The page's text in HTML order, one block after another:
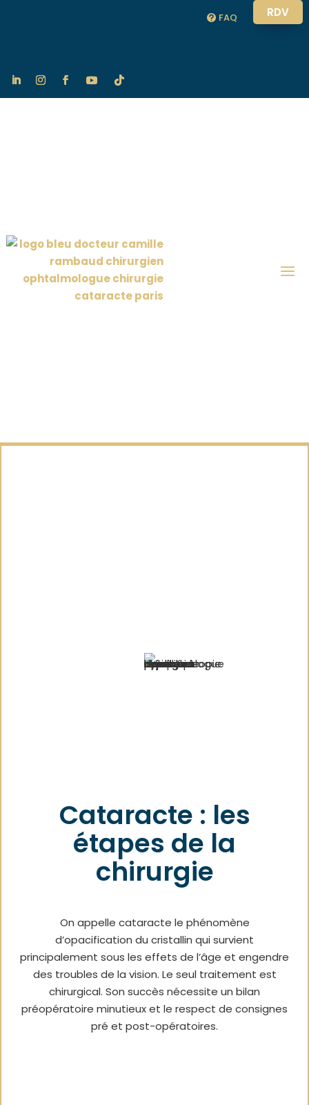
FAQ RDV
Cataracte : les
étapes de la
chirurgie
On appelle cataracte le phénomène
d’opacification du cristallin qui survient
principalement sous les effets de l’âge et engendre
des troubles de la vision. Le seul traitement est
chirurgical. Son succès nécessite un bilan
préopératoire minutieux et le respect de consignes
pré et post-opératoires.